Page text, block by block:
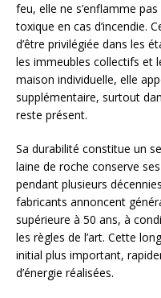
feu, elle ne s’enflamme
toxique en cas d’incendie.
d’être privilégiée dans les
les immeubles collectifs et
maison individuelle, elle
supplémentaire, surtout
reste présent.
Sa durabilité constitue un
laine de roche conserve
pendant plusieurs
fabricants annoncent
supérieure à 50 ans, à
les règles de l’art. Cette
initial plus important,
d’énergie réalisées.